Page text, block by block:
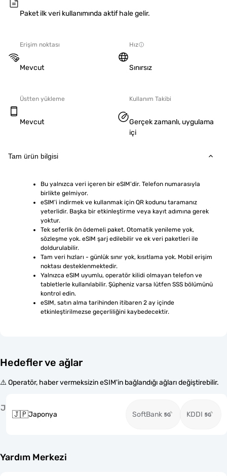
Paket ilk veri kullanımında aktif hale gelir.
Erişim noktası
Mevcut
Hız
Sınırsız
Üstten yükleme
Mevcut
Kullanım Takibi
Gerçek zamanlı, uygulama
içi
Tam ürün bilgisi
Bu yalnızca veri içeren bir eSIM'dir. Telefon numarasıyla
birlikte gelmiyor.
eSIM'i indirmek ve kullanmak için QR kodunu taramanız
yeterlidir. Başka bir etkinleştirme veya kayıt adımına gerek
yoktur.
Tek seferlik ön ödemeli paket. Otomatik yenileme yok,
sözleşme yok. eSIM şarj edilebilir ve ek veri paketleri ile
doldurulabilir.
Tam veri hızları - günlük sınır yok, kısıtlama yok. Mobil erişim
noktası desteklenmektedir.
Yalnızca eSIM uyumlu, operatör kilidi olmayan telefon ve
tabletlerle kullanılabilir. Şüpheniz varsa lütfen SSS bölümünü
kontrol edin.
eSIM, satın alma tarihinden itibaren 2 ay içinde
etkinleştirilmezse geçerliliğini kaybedecektir.
Hedefler ve ağlar
⚠️ Operatör, haber vermeksizin eSIM'in bağlandığı ağları değiştirebilir.
J
🇯🇵Japonya SoftBank KDDI
Yardım Merkezi